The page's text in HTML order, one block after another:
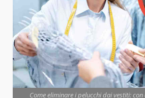
Come eliminare i pelucchi dai vestiti: